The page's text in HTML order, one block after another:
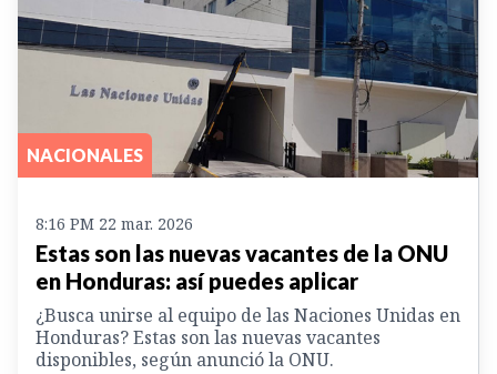
NACIONALES
8:16 PM 22 mar. 2026
Estas son las nuevas vacantes de la ONU
en Honduras: así puedes aplicar
¿Busca unirse al equipo de las Naciones Unidas en
Honduras? Estas son las nuevas vacantes
disponibles, según anunció la ONU.